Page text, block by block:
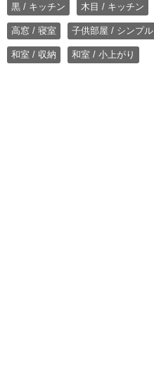
黒 / キッチン 木目 / キッチン
高窓 / 寝室 子供部屋 / シンプル
和室 / 収納 和室 / 小上がり